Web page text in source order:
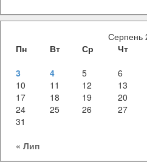
Серпень
Пн
Вт Ср Чт
3
4 5 6
10
11 12 13
17
18 19 20
24
25 26 27
31
« Лип